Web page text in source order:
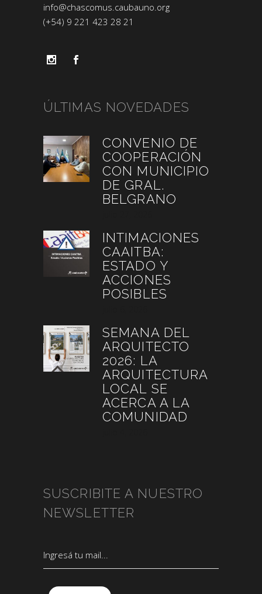
info@chascomus.caubauno.org
(+54) 9 221 423 28 21
ÚLTIMAS NOVEDADES
CONVENIO DE
COOPERACIÓN
CON MUNICIPIO
DE GRAL.
BELGRANO
INTIMACIONES
CAAITBA:
ESTADO Y
ACCIONES
POSIBLES
SEMANA DEL
ARQUITECTO
2026: LA
ARQUITECTURA
LOCAL SE
ACERCA A LA
COMUNIDAD
SUSCRIBITE A NUESTRO
NEWSLETTER